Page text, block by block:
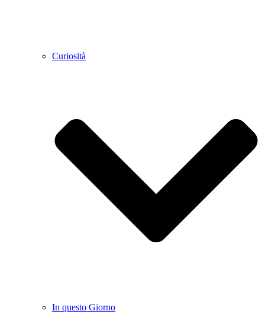
Curiosità
In questo Giorno